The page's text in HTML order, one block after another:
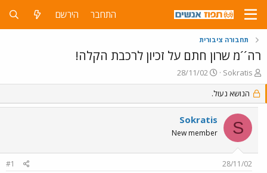
התחבר הירשם
תחבורה ציבורית
רה´´מ שרון חתם על זכיון לרכבת הקלה!
פ
ו
ת
ח
נ
Sokratis
פ
ו
ס
ם
ב
ת
28/11/02
הנושא נעול.
S
Sokratis
New member
28/11/02
#1